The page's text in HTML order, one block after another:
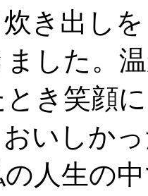
き出し
した。
き笑顔
いしか
人生の